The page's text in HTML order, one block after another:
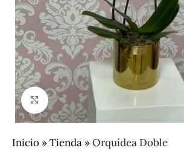
Clic para ampliar
Inicio »Tienda »Orquídea Doble